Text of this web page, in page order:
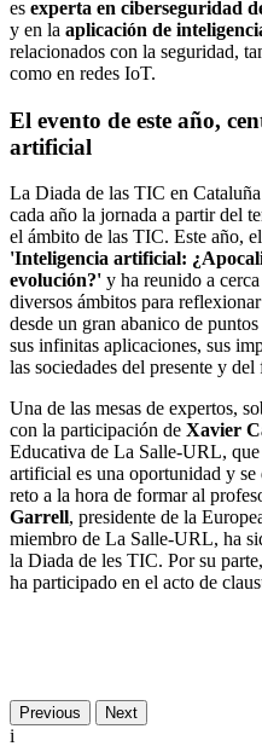
es experta en ciberseguridad
y en la aplicación de
relacionados con la seguridad,
como en redes IoT.
El evento de este año,
artificial
La Diada de las TIC en
cada año la jornada a partir del
el ámbito de las TIC. Este año,
'Inteligencia artificial:
evolución?' y ha reunido a
diversos ámbitos para
desde un gran abanico de
sus infinitas aplicaciones, sus
las sociedades del presente y del
Una de las mesas de expertos,
con la participación de Xavier
Educativa de La Salle-URL,
artificial es una oportunidad y
reto a la hora de formar al
Garrell, presidente de la
miembro de La Salle-URL, ha
la Diada de les TIC. Por su
ha participado en el acto de
Previous Next
i